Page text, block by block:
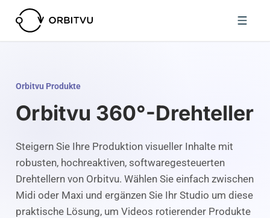
Orbitvu Produkte
Orbitvu 360°-Drehteller
Steigern Sie Ihre Produktion visueller Inhalte mit
robusten, hochreaktiven, softwaregesteuerten
Drehtellern von Orbitvu. Wählen Sie einfach zwischen
Midi oder Maxi und ergänzen Sie Ihr Studio um diese
praktische Lösung, um Videos rotierender Produkte